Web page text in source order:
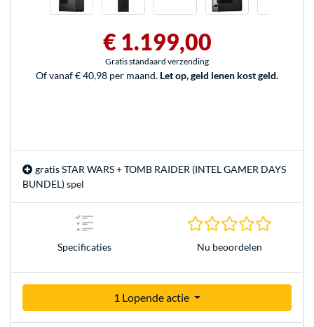
€ 1.199,00
Gratis standaard verzending
Of vanaf € 40,98 per maand. Let op, geld lenen kost geld.
gratis STAR WARS + TOMB RAIDER (INTEL GAMER DAYS
BUNDEL) spel
Specificaties Nu beoordelen
1 Lopende actie